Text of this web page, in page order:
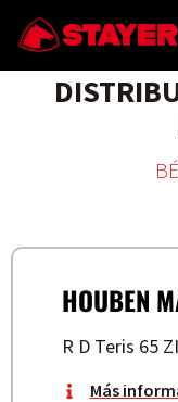
HOUBEN
R D Teris 65
Más